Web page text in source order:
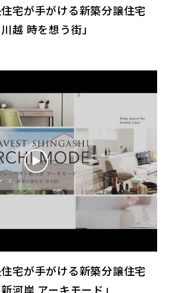
住宅が手がける新築分譲住宅
越 時を想う街」
住宅が手がける新築分譲住宅
河岸 アーキモード」